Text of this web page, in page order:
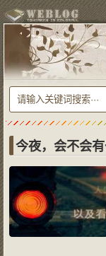
今夜，会不会有